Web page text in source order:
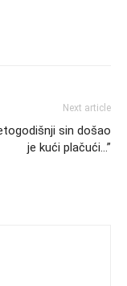
Next article
sin došao
je kući plačući…”